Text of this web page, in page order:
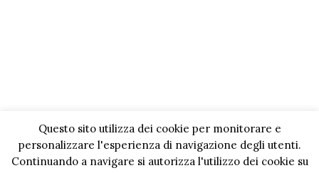
Questo sito utilizza dei cookie per monitorare e
personalizzare l'esperienza di navigazione degli utenti.
Continuando a navigare si autorizza l'utilizzo dei cookie su